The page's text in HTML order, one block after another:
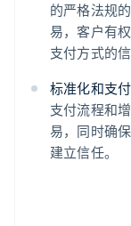
的严格法规
易，客户有
支付方式的
标准化和支付
支付流程和
易，同时确
建立信任。